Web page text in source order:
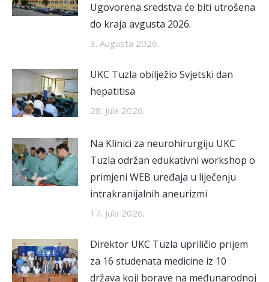
Ugovorena sredstva će biti utrošena
do kraja avgusta 2026.
3. Augusta 2026.
UKC Tuzla obilježio Svjetski dan
hepatitisa
28. Jula 2026.
Na Klinici za neurohirurgiju UKC
Tuzla održan edukativni workshop o
primjeni WEB uređaja u liječenju
intrakranijalnih aneurizmi
17. Jula 2026.
Direktor UKC Tuzla upriličio prijem
za 16 studenata medicine iz 10
država koji borave na međunarodnoj